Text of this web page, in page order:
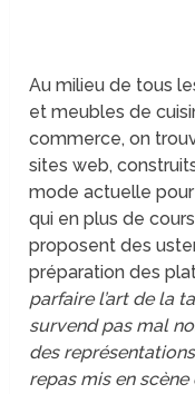
Au milieu de tous
et meubles de
commerce, on
sites web,
mode actuelle
qui en plus de
proposent des
préparation des
parfaire l’art de la
survend pas mal
des
repas mis en